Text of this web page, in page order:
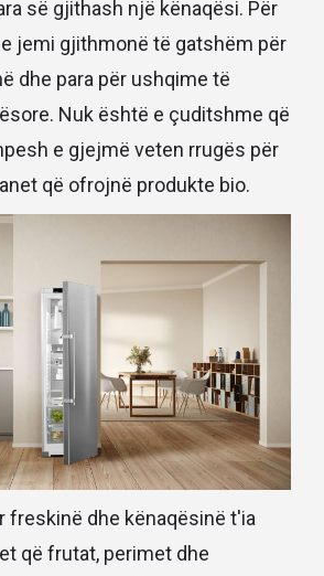
së gjithash një kënaqësi. Për
jemi gjithmonë të gatshëm për
dhe para për ushqime të
Nuk është e çuditshme që
e gjejmë veten rrugës për
që ofrojnë produkte bio.
freskinë dhe kënaqësinë t'ia
që frutat, perimet dhe